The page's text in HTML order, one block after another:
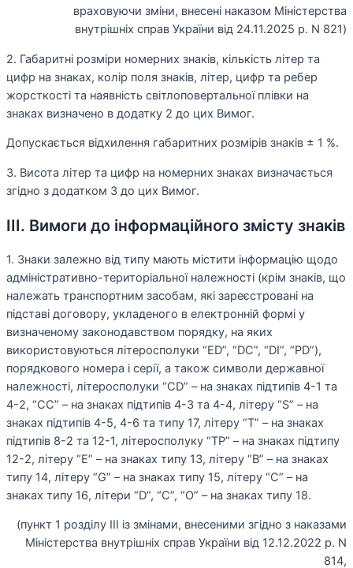
враховуючи зміни, внесені наказом Міністерства
внутрішніх справ України від 24.11.2025 р. N 821)
2. Габаритні розміри номерних знаків, кількість літер та
цифр на знаках, колір поля знаків, літер, цифр та ребер
жорсткості та наявність світлоповертальної плівки на
знаках визначено в додатку 2 до цих Вимог.
Допускається відхилення габаритних розмірів знаків ± 1 %.
3. Висота літер та цифр на номерних знаках визначається
згідно з додатком 3 до цих Вимог.
III. Вимоги до інформаційного змісту знаків
1. Знаки залежно від типу мають містити інформацію щодо
адміністративно-територіальної належності (крім знаків, що
належать транспортним засобам, які зареєстровані на
підставі договору, укладеного в електронній формі у
визначеному законодавством порядку, на яких
використовуються літеросполуки “ED”, “DC”, “DI”, “PD”),
порядкового номера і серії, а також символи державної
належності, літеросполуки “CD” – на знаках підтипів 4-1 та
4-2, “CC” – на знаках підтипів 4-3 та 4-4, літеру “S” – на
знаках підтипів 4-5, 4-6 та типу 17, літеру “T” – на знаках
підтипів 8-2 та 12-1, літеросполуку “TP” – на знаках підтипу
12-2, літеру “E” – на знаках типу 13, літеру “B” – на знаках
типу 14, літеру “G” – на знаках типу 15, літеру “C” – на
знаках типу 16, літери “D”, “C”, “O” – на знаках типу 18.
(пункт 1 розділу III із змінами, внесеними згідно з наказами
Міністерства внутрішніх справ України від 12.12.2022 р. N
814,